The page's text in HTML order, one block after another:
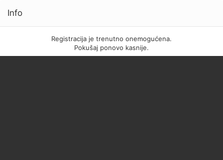
Info
Registracija je trenutno onemogućena.
Pokušaj ponovo kasnije.